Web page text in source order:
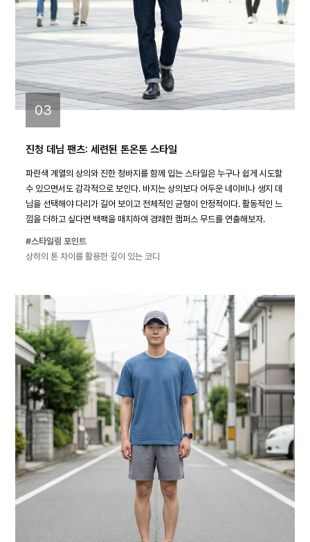
03
진청 데님 팬츠: 세련된 톤온톤 스타일
파란색 계열의 상의와 진한 청바지를 함께 입는 스타일은 누구나 쉽게 시도할
수 있으면서도 감각적으로 보인다. 바지는 상의보다 어두운 네이비나 생지 데
님을 선택해야 다리가 길어 보이고 전체적인 균형이 안정적이다. 활동적인 느
낌을 더하고 싶다면 백팩을 매치하여 경쾌한 캠퍼스 무드를 연출해보자.
#스타일링 포인트
상하의 톤 차이를 활용한 깊이 있는 코디